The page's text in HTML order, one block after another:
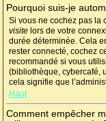
Pourquoi suis-je
Si vous ne cochez pas la
visite lors de votre
durée déterminée. Cela
rester connecté, cochez
recommandé si vous
(bibliothèque, cybercafé,
cela signifie que
Haut
Comment empêcher